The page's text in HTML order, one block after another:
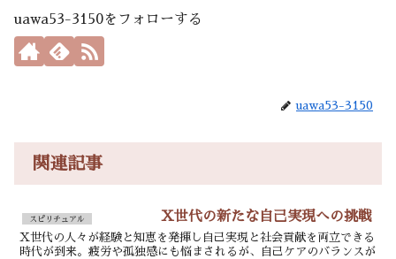
uawa53-3150をフォローする
uawa53-3150
関連記事
スピリチュアル X世代の新たな自己実現への挑戦
X世代の人々が経験と知恵を発揮し自己実現と社会貢献を両立できる
時代が到来。疲労や孤独感にも悩まされるが、自己ケアのバランスが